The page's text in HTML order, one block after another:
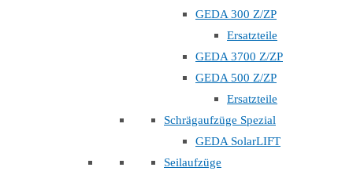
GEDA 300 Z/ZP
Ersatzteile
GEDA 3700 Z/ZP
GEDA 500 Z/ZP
Ersatzteile
Schrägaufzüge Spezial
GEDA SolarLIFT
Seilaufzüge